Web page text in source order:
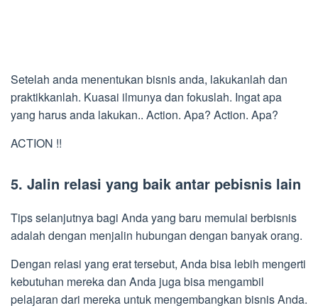
Setelah anda menentukan bisnis anda, lakukanlah dan
praktikkanlah. Kuasai ilmunya dan fokuslah. Ingat apa
yang harus anda lakukan.. Action. Apa? Action. Apa?
ACTION !!
5. Jalin relasi yang baik antar pebisnis lain
Tips selanjutnya bagi Anda yang baru memulai berbisnis
adalah dengan menjalin hubungan dengan banyak orang.
Dengan relasi yang erat tersebut, Anda bisa lebih mengerti
kebutuhan mereka dan Anda juga bisa mengambil
pelajaran dari mereka untuk mengembangkan bisnis Anda.